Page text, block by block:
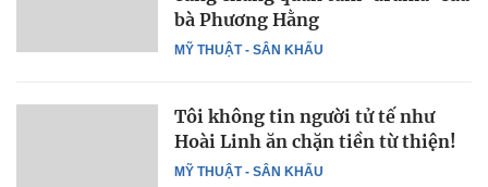
MỸ THUẬT - SÂN KHẤU
bà Phương Hằng
MỸ THUẬT - SÂN KHẤU
Tôi không tin người tử tế như
Hoài Linh ăn chặn tiền từ thiện!